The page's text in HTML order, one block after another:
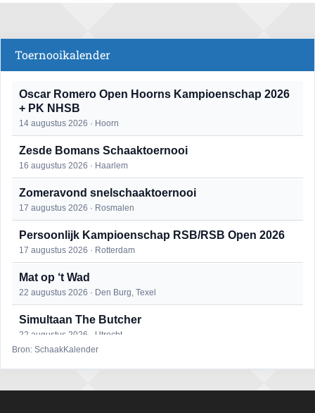
Toernooikalender
Oscar Romero Open Hoorns Kampioenschap 2026
+ PK NHSB
14 augustus 2026 · Hoorn
Zesde Bomans Schaaktoernooi
16 augustus 2026 · Haarlem
Zomeravond snelschaaktoernooi
17 augustus 2026 · Rosmalen
Persoonlijk Kampioenschap RSB/RSB Open 2026
17 augustus 2026 · Rotterdam
Mat op ‘t Wad
22 augustus 2026 · Den Burg, Texel
Simultaan The Butcher
22 augustus 2026 · Utrecht
Bron: SchaakKalender